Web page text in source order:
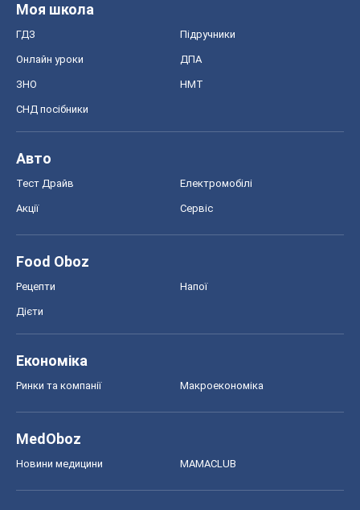
Моя школа
ГДЗ Підручники
Онлайн уроки ДПА
ЗНО НМТ
СНД посібники
Авто
Тест Драйв Електромобілі
Акції Сервіс
Food Oboz
Рецепти Напої
Дієти
Економіка
Ринки та компанії Макроекономіка
MedOboz
Новини медицини MAMACLUB